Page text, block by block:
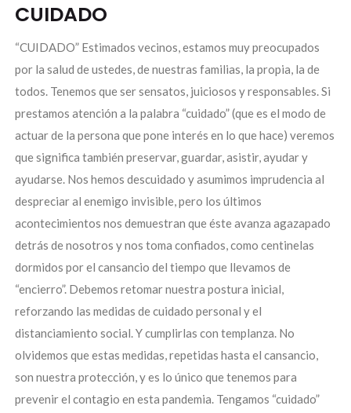
CUIDADO
“CUIDADO” Estimados vecinos, estamos muy preocupados
por la salud de ustedes, de nuestras familias, la propia, la de
todos. Tenemos que ser sensatos, juiciosos y responsables. Si
prestamos atención a la palabra “cuidado” (que es el modo de
actuar de la persona que pone interés en lo que hace) veremos
que significa también preservar, guardar, asistir, ayudar y
ayudarse. Nos hemos descuidado y asumimos imprudencia al
despreciar al enemigo invisible, pero los últimos
acontecimientos nos demuestran que éste avanza agazapado
detrás de nosotros y nos toma confiados, como centinelas
dormidos por el cansancio del tiempo que llevamos de
“encierro”. Debemos retomar nuestra postura inicial,
reforzando las medidas de cuidado personal y el
distanciamiento social. Y cumplirlas con templanza. No
olvidemos que estas medidas, repetidas hasta el cansancio,
son nuestra protección, y es lo único que tenemos para
prevenir el contagio en esta pandemia. Tengamos “cuidado”